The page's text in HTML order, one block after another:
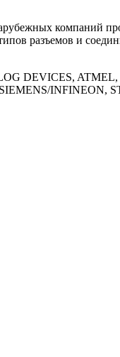
компаний
разъемов и
DEVICES,
INFINEON,